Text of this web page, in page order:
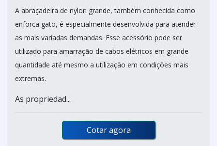
A abraçadeira de nylon grande, também conhecida como
enforca gato, é especialmente desenvolvida para atender
as mais variadas demandas. Esse acessório pode ser
utilizado para amarração de cabos elétricos em grande
quantidade até mesmo a utilização em condições mais
extremas.
As propriedad...
Cotar agora